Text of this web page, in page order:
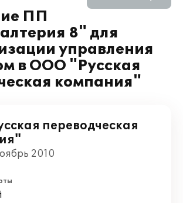
ПП
8" для
управления
в ООО "Русская
компания"
переводческая
2010